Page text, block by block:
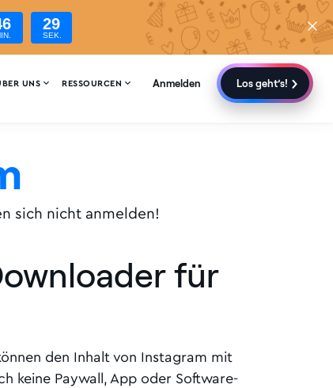
28
SEK.
UNS  RESSOURCEN  Anmelden Los geht’s!
sich nicht anmelden!
für
den Inhalt von Instagram mit
keine Paywall, App oder Software-